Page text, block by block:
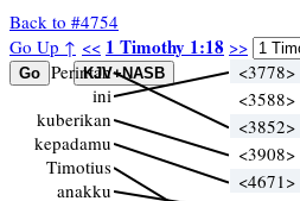
Back to #4754
Go Up ↑ << 1 Timothy 1:18 >>
Perintah
ini
kuberikan
kepadamu
Timotius
anakku
<3778>
<3588>
<3852>
<3908>
<4671>